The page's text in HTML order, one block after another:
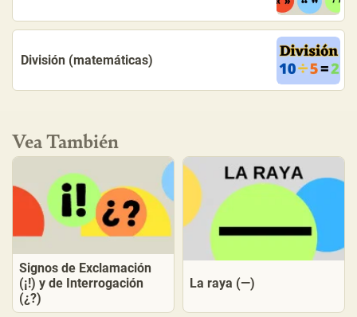
División (matemáticas)
Vea También
Signos de Exclamación
(¡!) y de Interrogación
(¿?)
La raya (—)